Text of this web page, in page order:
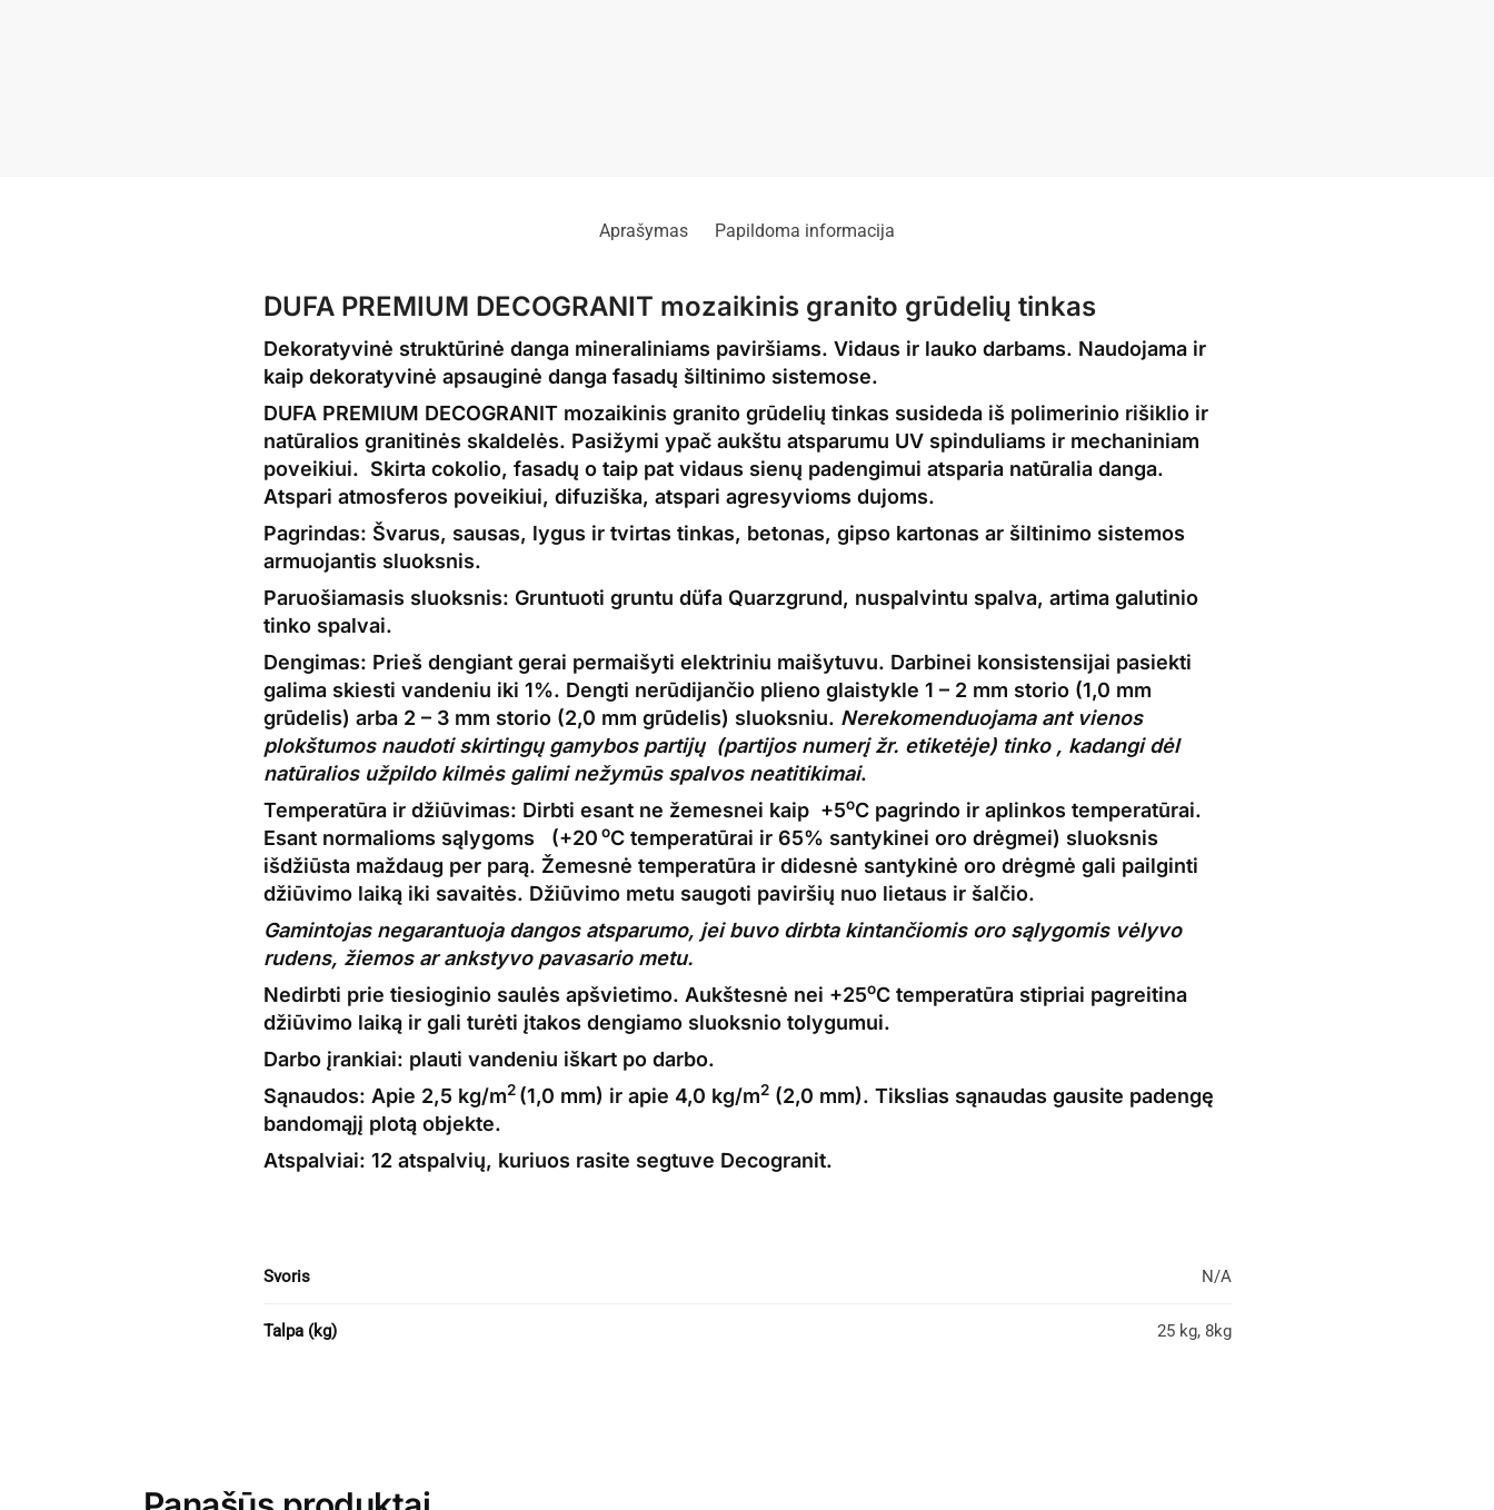
Aprašymas Papildoma informacija
DUFA PREMIUM DECOGRANIT mozaikinis granito grūdelių tinkas
Dekoratyvinė struktūrinė dangamineraliniams paviršiams. Vidaus ir lauko darbams. Naudojama ir
kaip dekoratyvinė apsauginė dangafasadų šiltinimo sistemose.
DUFA PREMIUM DECOGRANIT mozaikinis granito grūdelių tinkas susideda iš polimerinio rišiklio ir
natūralios granitinės skaldelės. Pasižymi ypač aukštu atsparumu UV spinduliams ir mechaniniam
poveikiui. Skirta cokolio, fasadų o taip pat vidaus sienų padengimui atsparia natūralia danga.
Atspari atmosferos poveikiui, difuziška, atspari agresyvioms dujoms.
Pagrindas: Švarus, sausas, lygus ir tvirtas tinkas, betonas, gipso kartonas ar šiltinimo sistemos
armuojantis sluoksnis.
Paruošiamasis sluoksnis: Gruntuoti gruntu düfa Quarzgrund, nuspalvintu spalva, artima galutinio
tinkospalvai.
Dengimas: Prieš dengiant gerai permaišyti elektriniu maišytuvu. Darbinei konsistensijai pasiekti
galima skiesti vandeniu iki 1%. Dengti nerūdijančio plieno glaistykle 1 – 2 mm storio (1,0 mm
grūdelis) arba 2 – 3 mm storio (2,0 mm grūdelis) sluoksniu. Nerekomenduojama ant vienos
plokštumos naudoti skirtingų gamybos partijų (partijos numerį žr. etiketėje) tinko , kadangi dėl
natūralios užpildo kilmės galimi nežymūs spalvos neatitikimai.
Temperatūra ir džiūvimas: Dirbti esant ne žemesnei kaip +5oC pagrindo ir aplinkos temperatūrai.
Esant normalioms sąlygoms (+20 oC temperatūrai ir 65% santykinei oro drėgmei) sluoksnis
išdžiūsta maždaug per parą. Žemesnė temperatūra ir didesnė santykinė oro drėgmė gali pailginti
džiūvimo laiką iki savaitės. Džiūvimo metu saugoti paviršių nuo lietaus ir šalčio.
Gamintojas negarantuoja dangos atsparumo, jei buvo dirbta kintančiomis oro sąlygomis vėlyvo
rudens, žiemos ar ankstyvo pavasario metu.
Nedirbti prie tiesioginio saulės apšvietimo. Aukštesnė nei +25oC temperatūra stipriai pagreitina
džiūvimo laiką ir gali turėti įtakos dengiamo sluoksnio tolygumui.
Darbo įrankiai: plauti vandeniu iškart po darbo.
Sąnaudos: Apie 2,5 kg/m2 (1,0 mm) ir apie 4,0 kg/m2(2,0 mm). Tikslias sąnaudas gausite padengę
bandomąjį plotą objekte.
Atspalviai: 12 atspalvių, kuriuos rasite segtuve Decogranit.
Svoris N/A
Talpa (kg) 25 kg, 8kg